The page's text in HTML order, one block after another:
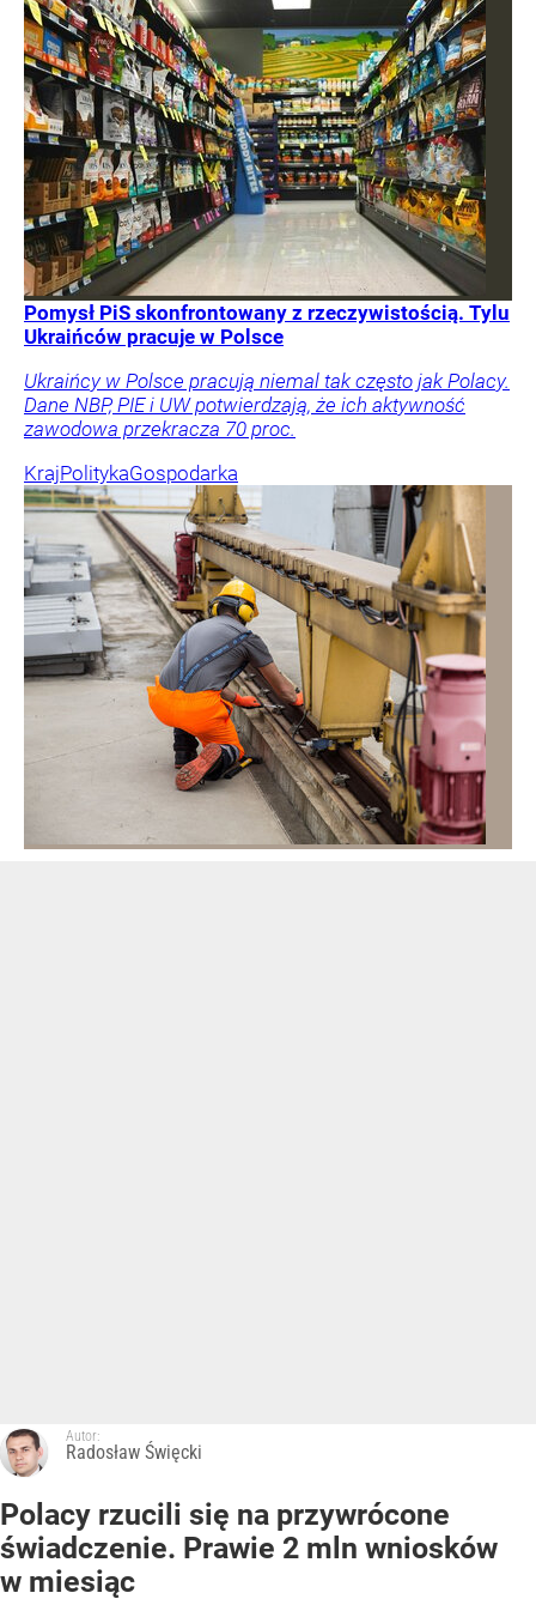
Pomysł PiS skonfrontowany z rzeczywistością. Tylu
Ukraińców pracuje w Polsce
Ukraińcy w Polsce pracują niemal tak często jak Polacy.
Dane NBP, PIE i UW potwierdzają, że ich aktywność
zawodowa przekracza 70 proc.
KrajPolitykaGospodarka
Autor:
Radosław Święcki
Polacy rzucili się na przywrócone
świadczenie. Prawie 2 mln wniosków
w miesiąc